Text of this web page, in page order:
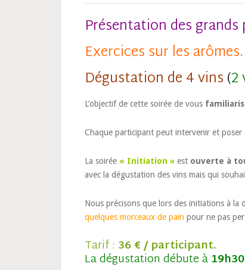
Présentation des
Exercices sur les arômes.
Dégustation de 4 vins(2
L’objectif de cette soirée de vous
Chaque participant peut intervenir et poser
La soirée « Initiation »est ouverte à
avec la dégustation des vins mais qui
Nous précisons que lors des initiations à la
quelques morceaux de pain pour ne pas
Tarif : 36 € / participant.
La dégustation débute à